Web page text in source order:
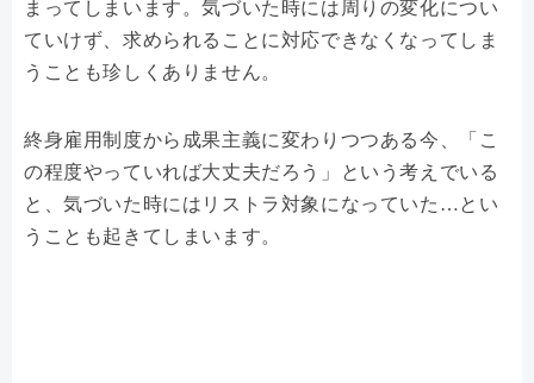
まってしまいます。気づいた時には周りの変化につい
ていけず、求められることに対応できなくなってしま
うことも珍しくありません。
終身雇用制度から成果主義に変わりつつある今、「こ
の程度やっていれば大丈夫だろう」という考えでいる
と、気づいた時にはリストラ対象になっていた…とい
うことも起きてしまいます。